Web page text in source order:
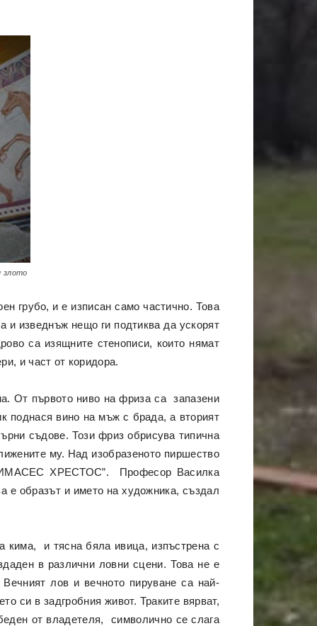
злото
грубо, и е изписан само частично. Това
и изведнъж нещо ги подтиква да ускорят
са изящните стенописи, които нямат
и част от коридора.
От първото ниво на фриза са запазени
поднася вино на мъж с брада, а вторият
съдове. Този фриз обрисува типична
му. Над изобразеното пиршество
ХРЕСТОС”. Професор Василка
образът и името на художника, създал
кима, и тясна бяла ивица, изпъстрена с
в различни ловни сцени. Това не е
лов и вечното пируване са най-
си в задгробния живот. Траките вярват,
от владетеля, символично се слага